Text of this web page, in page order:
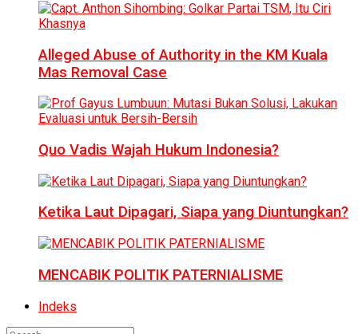
Alleged Abuse of Authority in the KM Kuala
Mas Removal Case
Quo Vadis Wajah Hukum Indonesia?
Ketika Laut Dipagari, Siapa yang Diuntungkan?
MENCABIK POLITIK PATERNIALISME
Indeks